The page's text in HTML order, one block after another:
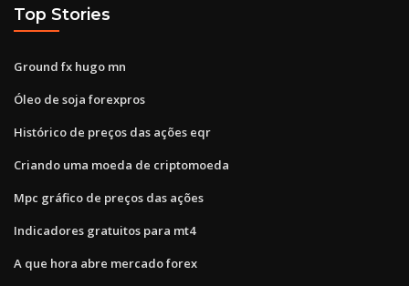
Top Stories
Ground fx hugo mn
Óleo de soja forexpros
Histórico de preços das ações eqr
Criando uma moeda de criptomoeda
Mpc gráfico de preços das ações
Indicadores gratuitos para mt4
A que hora abre mercado forex